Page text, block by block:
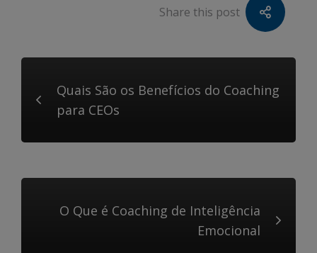
Share this post
Quais São os Benefícios do Coaching
para CEOs
O Que é Coaching de Inteligência
Emocional